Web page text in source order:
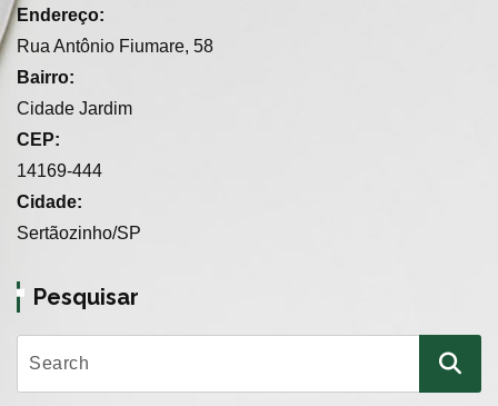
Endereço:
Rua Antônio Fiumare, 58
Bairro:
Cidade Jardim
CEP:
14169-444
Cidade:
Sertãozinho/SP
Pesquisar